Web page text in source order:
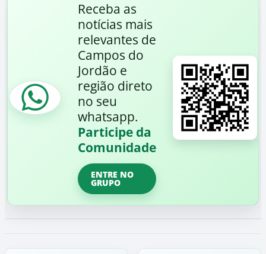
Receba as
notícias mais
relevantes de
Campos do
Jordão e
região direto
no seu
whatsapp.
Participe da
Comunidade
ENTRE NO
GRUPO